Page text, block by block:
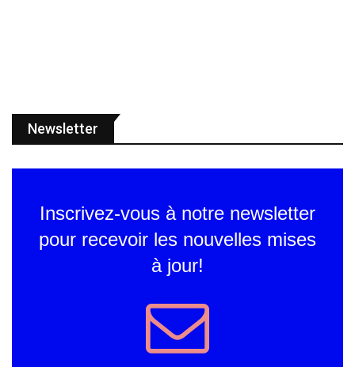
Newsletter
Inscrivez-vous à notre newsletter
pour recevoir les nouvelles mises
à jour!